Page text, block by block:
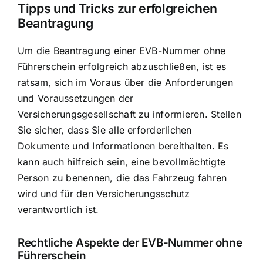
Tipps und Tricks zur erfolgreichen
Beantragung
Um die Beantragung einer EVB-Nummer ohne
Führerschein erfolgreich abzuschließen, ist es
ratsam, sich im Voraus über die Anforderungen
und Voraussetzungen der
Versicherungsgesellschaft zu informieren. Stellen
Sie sicher, dass Sie alle erforderlichen
Dokumente und Informationen bereithalten. Es
kann auch hilfreich sein, eine bevollmächtigte
Person zu benennen, die das Fahrzeug fahren
wird und für den Versicherungsschutz
verantwortlich ist.
Rechtliche Aspekte der EVB-Nummer ohne
Führerschein